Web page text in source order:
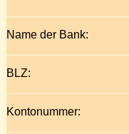
Name der Bank:
BLZ:
Kontonummer: